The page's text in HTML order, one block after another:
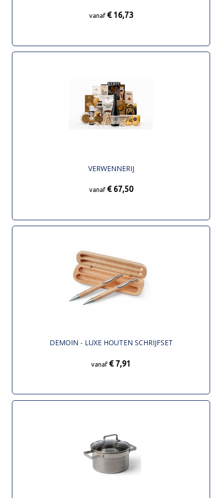
vanaf € 16,73
VERWENNERIJ
vanaf € 67,50
DEMOIN - LUXE HOUTEN SCHRIJFSET
vanaf € 7,91